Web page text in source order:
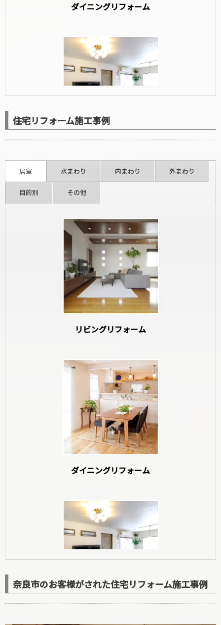
ダイニングリフォーム
和室リフォーム
寝室リフォーム
住宅リフォーム施工事例
居室 水まわり 内まわり 外まわり
目的別 その他
リビングリフォーム
ダイニングリフォーム
奈良市のお客様がされた住宅リフォーム施工事例